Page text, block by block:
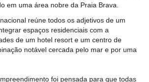
em uma área nobre da Praia Brava.
reúne todos os adjetivos de um
espaços residenciais com a
de um hotel resort e um centro de
notável cercada pelo mar e por uma
foi pensada para que todas